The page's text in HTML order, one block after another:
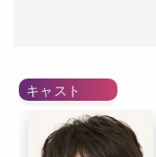
キャスト